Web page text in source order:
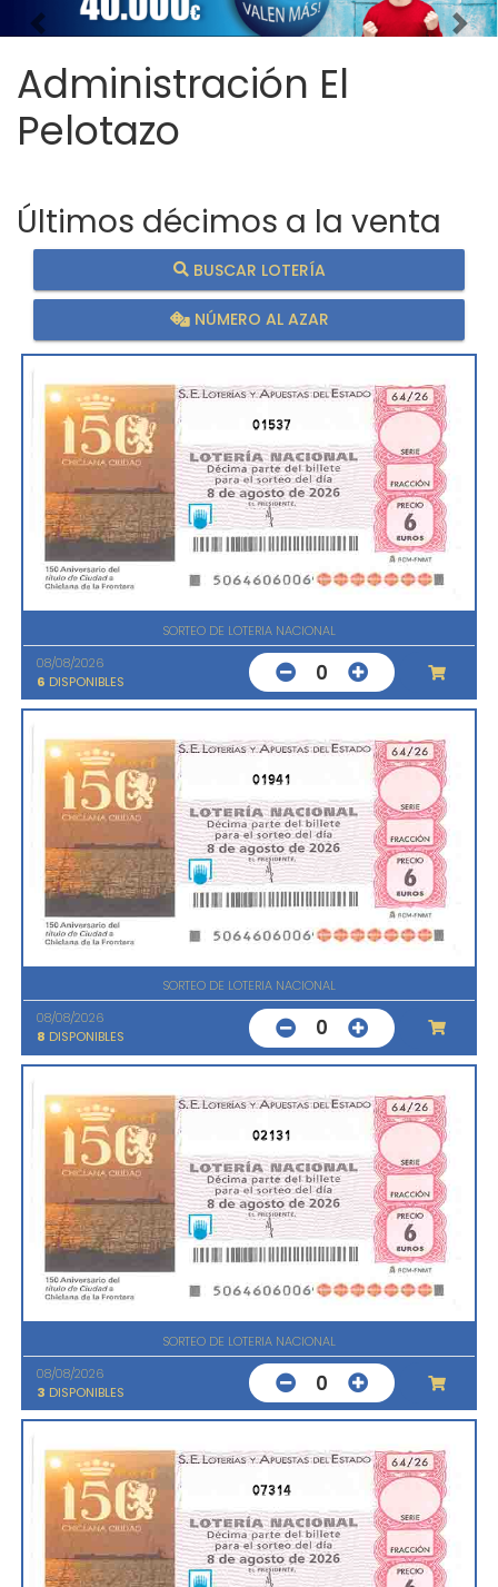
Imagen anterior
Administración El
Pelotazo
Últimos décimos a la venta
BUSCAR LOTERÍA
NÚMERO AL AZAR
01537
SORTEO DE LOTERIA NACIONAL
08/08/2026
6 DISPONIBLES 0
01941
SORTEO DE LOTERIA NACIONAL
08/08/2026
8 DISPONIBLES 0
02131
SORTEO DE LOTERIA NACIONAL
08/08/2026
3 DISPONIBLES 0
07314